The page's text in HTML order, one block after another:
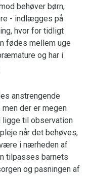
behøver børn,
- indlægges på
hvor for tidligt
fødes mellem uge
og har i
anstrengende
der er megen
ligge til observation
når det behøves,
i nærheden af
tilpasses barnets
og pasningen af